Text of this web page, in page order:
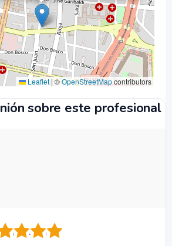
Leaflet |©OpenStreetMapcontributors
sobre este profesional
5
4
3